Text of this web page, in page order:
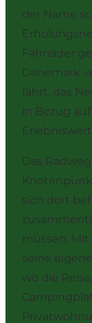
der Name
Fahrräder
Dänemark
fährt, das
in Bezug
Das
sich dort
müssen.
seine
wo die